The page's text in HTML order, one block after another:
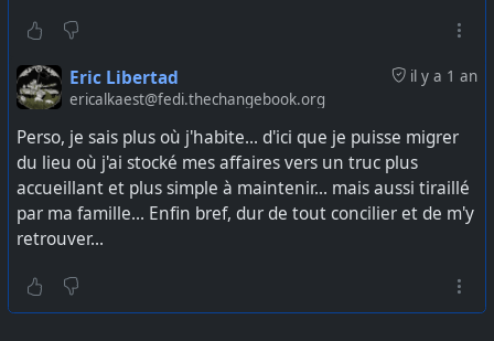
il y a 1 an
Eric Libertad
ericalkaest@fedi.thechangebook.org
Perso, je sais plus où j'habite... d'ici que je puisse migrer
du lieu où j'ai stocké mes affaires vers un truc plus
accueillant et plus simple à maintenir... mais aussi tiraillé
par ma famille... Enfin bref, dur de tout concilier et de m'y
retrouver...